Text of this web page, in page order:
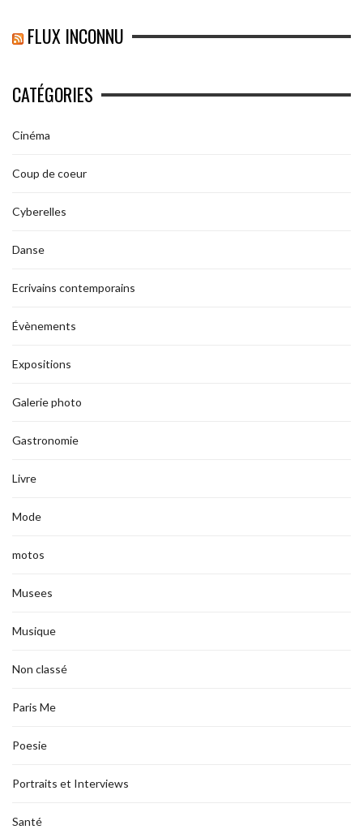
FLUX INCONNU
CATÉGORIES
Cinéma
Coup de coeur
Cyberelles
Danse
Ecrivains contemporains
Évènements
Expositions
Galerie photo
Gastronomie
Livre
Mode
motos
Musees
Musique
Non classé
Paris Me
Poesie
Portraits et Interviews
Santé